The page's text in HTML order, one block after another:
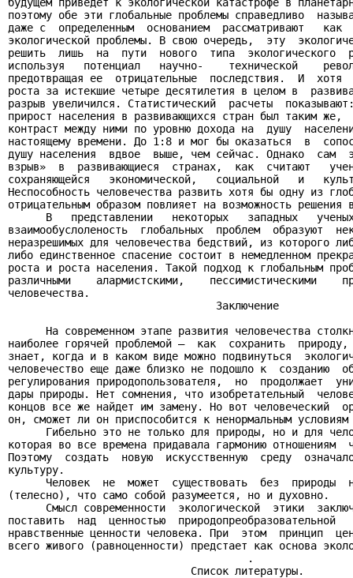
поэтому обе эти глобальные проблемы справедливо
даже с  определенным  основанием  рассматривают
экологической проблемы. В свою очередь,  эту
решить  лишь  на  пути  нового  типа  экологического
используя   потенциал   научно-    технической
предотвращая ее  отрицательные  последствия.  И  хотя
роста за истекшие четыре десятилетия в целом в
разрыв увеличился. Статистический  расчеты
прирост населения в развивающихся стран был таким
контраст между ними по уровню дохода на  душу
настоящему времени. До 1:8 и мог бы оказаться  в
душу населения  вдвое  выше, чем сейчас. Однако  сам
взрыв»  в  развивающиеся  странах,  как  считают
сохраняющейся   экономической,   социальной   и
Неспособность человечества развить хотя бы одну из
отрицательным образом повлияет на возможность решения
В   представлении   некоторых   западных
взаимообуслоленость  глобальных  проблем  образуют
неразрешимых для человечества бедствий, из которого
либо единственное спасение состоит в немедленном
роста и роста населения. Такой подход к глобальным
различными    алармистскими,    пессимистическими
человечества.
                                 Заключение
На современном этапе развития человечества
наиболее горячей проблемой –  как  сохранить
знает, когда и в каком виде можно подвинуться
человечество еще даже близко не подошло к  созданию
регулирования природопользователя,  но  продолжает
дары природы. Нет сомнения, что изобретательный
концов все же найдет им замену. Но вот человеческий
он, сможет ли он приспособится к ненормальным
Гибельно это не только для природы, но и для
которая во все времена придавала гармонию отношениям
Поэтому  создать  новую  искусственную  среду
культуру.
Человек  не  может  существовать  без  природы
(телесно), что само собой разумеется, но и духовно.
Смысл современности  экологической  этики
поставить  над  ценностью  природопреобразовательной
нравственные ценности человека. При  этом  принцип
всего живого (равноценности) предстает как основа
                                      .
                             Список литературы.